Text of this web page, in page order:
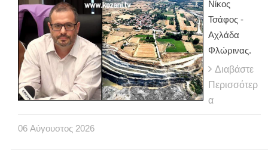
Νίκος
Τσάφος -
Αχλάδα
Φλώρινας.
Διαβάστε
Περισσότερ
α
06 Αύγουστος 2026